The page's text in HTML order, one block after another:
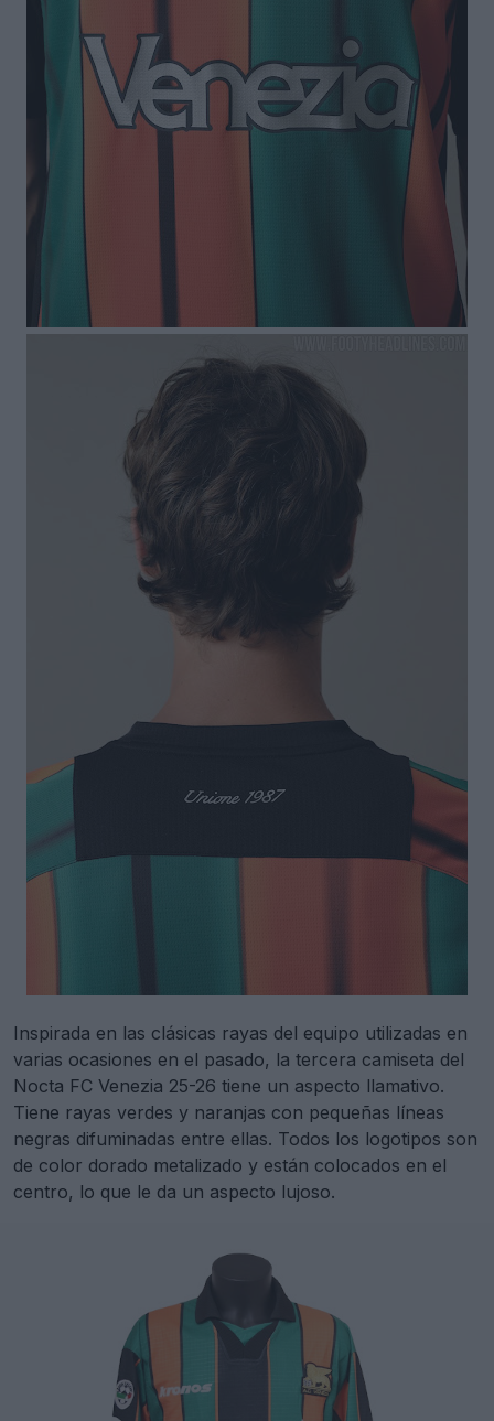
Inspirada en las clásicas rayas del equipo utilizadas en
varias ocasiones en el pasado, la tercera camiseta del
Nocta FC Venezia 25-26 tiene un aspecto llamativo.
Tiene rayas verdes y naranjas con pequeñas líneas
negras difuminadas entre ellas. Todos los logotipos son
de color dorado metalizado y están colocados en el
centro, lo que le da un aspecto lujoso.